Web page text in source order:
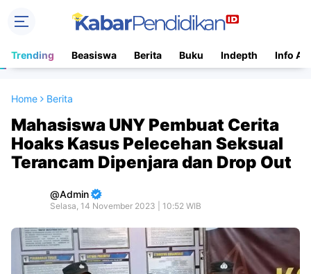
Trending Beasiswa Berita Buku Indepth Info
Home Berita
Mahasiswa UNY Pembuat Cerita
Hoaks Kasus Pelecehan Seksual
Terancam Dipenjara dan Drop Out
Admin
Selasa, 14 November 2023 | 10:52 WIB